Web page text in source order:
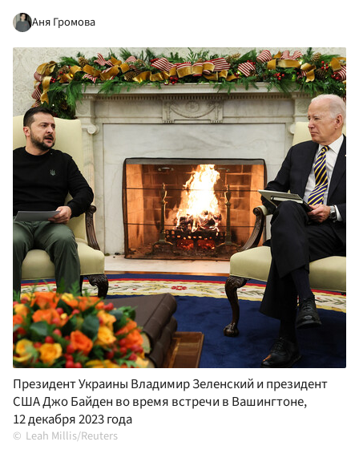
Аня Громова
Президент Украины Владимир Зеленский и президент
США Джо Байден во время встречи в Вашингтоне,
12 декабря 2023 года
Leah Millis/Reuters